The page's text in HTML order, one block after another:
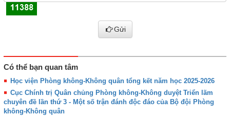
Gửi
Có thể bạn quan tâm
Học viện Phòng không-Không quân tổng kết năm học 2025-2026
Cục Chính trị Quân chủng Phòng không-Không duyệt Triển lãm
chuyên đề lần thứ 3 - Một số trận đánh độc đáo của Bộ đội Phòng
không-Không quân